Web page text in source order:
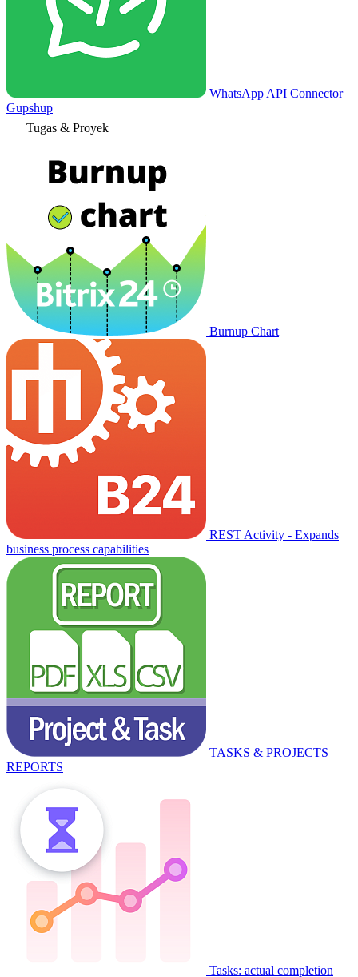
WhatsApp API Connector
Gupshup
Tugas & Proyek
Burnup Chart
REST Activity - Expands
business process capabilities
TASKS & PROJECTS
REPORTS
Tasks: actual completion